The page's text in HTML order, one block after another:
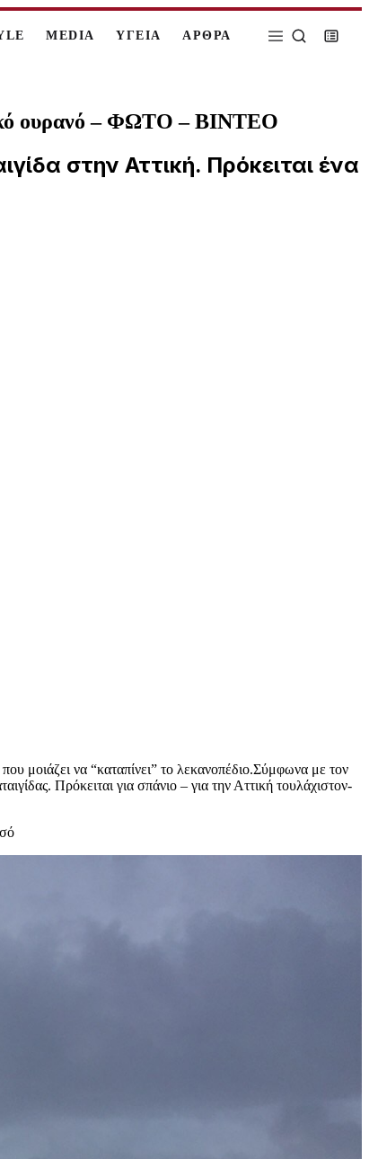
MEDIA ΥΓΕΙΑ ΑΡΘΡΑ
ουρανό – ΦΩΤΟ – ΒΙΝΤΕΟ
στην Αττική. Πρόκειται ένα
μοιάζει να “καταπίνει” το λεκανοπέδιο.Σύμφωνα με τον
Πρόκειται για σπάνιο – για την Αττική τουλάχιστον-